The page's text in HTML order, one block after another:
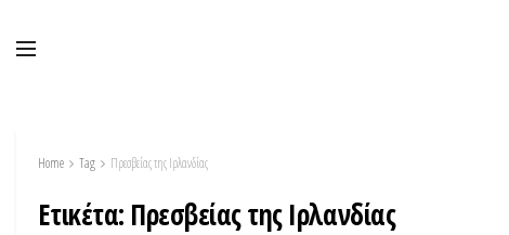
Home Tag Πρεσβείας της Ιρλανδίας
Ετικέτα: Πρεσβείας της Ιρλανδίας